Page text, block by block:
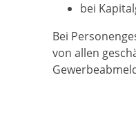
bei
Bei
von allen